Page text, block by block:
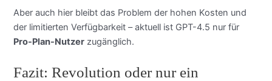
Aber auch hier bleibt das Problem der hohen Kosten und
der limitierten Verfügbarkeit – aktuell ist GPT-4.5 nur für
Pro-Plan-Nutzer zugänglich.
Fazit: Revolution oder nur ein